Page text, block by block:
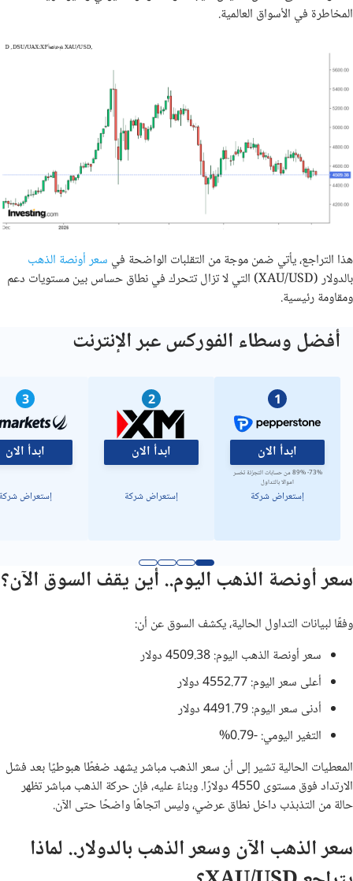
المخاطرة في الأسواق العالمية.
هذا التراجع، يأتي ضمن موجة من التقلبات الواضحة في سعر أونصة الذهب
بالدولار (XAU/USD) التي لا تزال تتحرك في نطاق حساس بين مستويات دعم
ومقاومة رئيسية.
أفضل وسطاء الفوركس عبر الإنترنت
1
ابدأ الان
73%- 89% من حسابات التجزئة تخسر
اموالا بالتداول
إستعراض شركة
2
ابدأ الان
إستعراض شركة
3
ابدأ الان
إستعراض
سعر أونصة الذهب اليوم.. أين يقف السوق الآن؟
وفقًا لبيانات التداول الحالية، يكشف السوق عن أن:
سعر أونصة الذهب اليوم: 4509.38 دولار
أعلى سعر اليوم: 4552.77 دولار
أدنى سعر اليوم: 4491.79 دولار
التغير اليومي: -0.79%
المعطيات الحالية تشير إلى أن سعر الذهب مباشر يشهد ضغطًا هبوطيًا بعد فشل
الارتداد فوق مستوى 4550 دولارًا. وبناءً عليه، فإن حركة الذهب مباشر تظهر
حالة من التذبذب داخل نطاق عرضي، وليس اتجاهًا واضحًا حتى الآن.
سعر الذهب الآن وسعر الذهب بالدولار.. لماذا